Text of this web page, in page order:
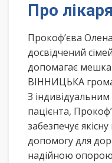
Про лікаря
Прокоф’єва
досвідчений
допомагає
ВІННИЦЬКА
З
пацієнта,
забезпечує
допомогу для
надійною опорою